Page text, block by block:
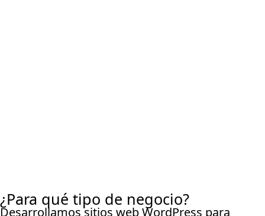
¿Para qué tipo de negocio?
Desarrollamos sitios web WordPress para